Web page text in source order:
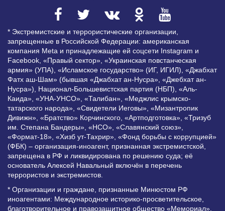
* Экстремистские и террористические организации,
запрещенные в Российской Федерации: американская
компания Meta и принадлежащие ей соцсети Instagram и
Facebook, «Правый сектор», «Украинская повстанческая
армия» (УПА), «Исламское государство» (ИГ, ИГИЛ), «Джабхат
Фатх аш-Шам» (бывшая «Джабхат ан-Нусра», «Джебхат ан-
Нусра»), Национал-Большевистская партия (НБП), «Аль-
Каида», «УНА-УНСО», «Талибан», «Меджлис крымско-
татарского народа», «Свидетели Иеговы», «Мизантропик
Дивижн», «Братство» Корчинского, «Артподготовка», «Тризуб
им. Степана Бандеры», «НСО», «Славянский союз»,
«Формат-18», «Хизб ут-Тахрир», «Фонд борьбы с коррупцией»
(ФБК) – организация-иноагент, признанная экстремистской,
запрещена в РФ и ликвидирована по решению суда; её
основатель Алексей Навальный включён в перечень
террористов и экстремистов.
* Организации и граждане, признанные Минюстом РФ
иноагентами: Международное историко-просветительское,
благотворительное и правозащитное общество «Мемориал»,